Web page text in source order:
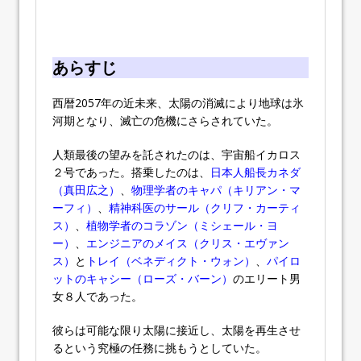
あらすじ
西暦2057年の近未来、太陽の消滅により地球は氷
河期となり、滅亡の危機にさらされていた。
人類最後の望みを託されたのは、宇宙船イカロス
２号であった。搭乗したのは、
日本人船長カネダ
（真田広之） 、 物理学者のキャパ（キリアン・マ
ーフィ） 、 精神科医のサール（クリフ・カーティ
ス） 、 植物学者のコラゾン（ミシェール・ヨ
ー） 、 エンジニアのメイス（クリス・エヴァン
ス） と トレイ（ベネディクト・ウォン） 、 パイロ
ットのキャシー（ローズ・バーン） のエリート男
女８人であった。
彼らは可能な限り太陽に接近し、太陽を再生させ
るという究極の任務に挑もうとしていた。